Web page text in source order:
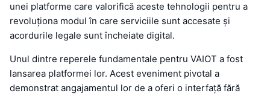
unei platforme care valorifică aceste tehnologii pentru a
revoluționa modul în care serviciile sunt accesate și
acordurile legale sunt încheiate digital.
Unul dintre reperele fundamentale pentru VAIOT a fost
lansarea platformei lor. Acest eveniment pivotal a
demonstrat angajamentul lor de a oferi o interfață fără